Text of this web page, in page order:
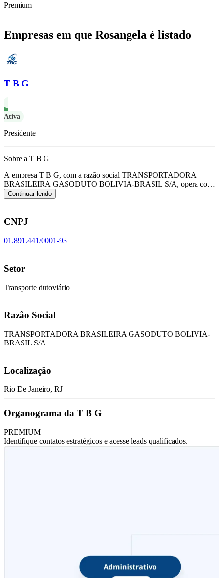
Premium
Empresas em que Rosangela é listado
T B G
Ativa
Presidente
Sobre a T B G
A empresa T B G, com a razão social TRANSPORTADORA
BRASILEIRA GASODUTO BOLIVIA-BRASIL S/A, opera com
o CNPJ 01.891.441/0001-93 e tem sua sede localizada em Rio de
Janeiro/RJ.Seu foco principal de atuação é de transporte dutoviário,
Continuar lendo
CNPJ
01.891.441/0001-93
Setor
Transporte dutoviário
Razão Social
TRANSPORTADORA BRASILEIRA GASODUTO BOLIVIA-
BRASIL S/A
Localização
Rio De Janeiro, RJ
Organograma da T B G
PREMIUM
Identifique contatos estratégicos e acesse leads qualificados.